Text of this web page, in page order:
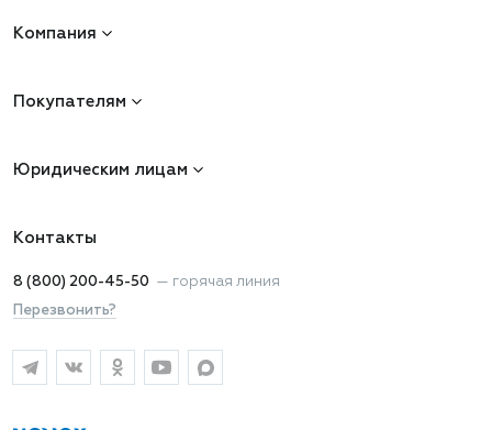
Компания
Покупателям
Юридическим лицам
Контакты
8 (800) 200-45-50 — горячая линия
Перезвонить?